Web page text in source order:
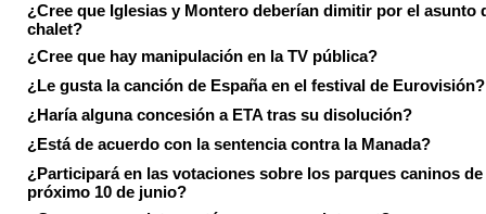
¿Cree que Iglesias y Montero deberían dimitir por el asunto
chalet?
¿Cree que hay manipulación en la TV pública?
¿Le gusta la canción de España en el festival de Eurovisión?
¿Haría alguna concesión a ETA tras su disolución?
¿Está de acuerdo con la sentencia contra la Manada?
¿Participará en las votaciones sobre los parques caninos de
próximo 10 de junio?